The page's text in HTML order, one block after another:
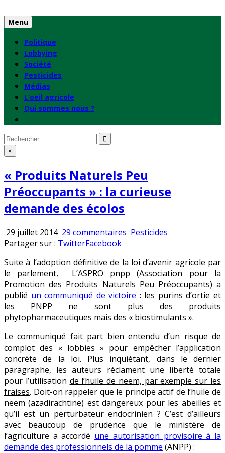
to
content
Menu
Politique
Lobbying
Société
Pesticides
Médias
L’oeil agricole
Qui sommes nous ?
Rechercher
: ×
« Produits Naturels Peu
Préoccupants » : la curieuse
demande des écolos
29 juillet 2014 29 commentaires sur
Naturels
Peu
Préoccupants
»
:
la
curieuse
demande
des
écolos
Publié
Pesticides
Partager sur : TwitterFacebook
Suite à l’adoption définitive de la loi d’avenir agricole par
le parlement, L’ASPRO pnpp (Association pour la
Promotion des Produits Naturels Peu Préoccupants) a
publié un communiqué de victoire : les purins d’ortie et
les PNPP ne sont plus des produits
phytopharmaceutiques mais des « biostimulants ».
Le communiqué fait part bien entendu d’un risque de
complot des « lobbies » pour empêcher l’application
concrète de la loi. Plus inquiétant, dans le dernier
paragraphe, les auteurs réclament une liberté totale
pour l’utilisation de l’huile de neem, par exemple sur les
fraises. Doit-on rappeler que le principe actif de l’huile de
neem (azadirachtine) est dangereux pour les abeilles et
qu’il est un perturbateur endocrinien ? C’est d’ailleurs
avec beaucoup de prudence que le ministère de
l’agriculture a accordé une autorisation provisoire à la
demande des professionnels de la pomme (ANPP) :